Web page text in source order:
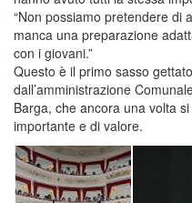
“Non possiamo pretendere di
manca una preparazione
con i giovani.”
Questo è il primo sasso
dall’amministrazione
Barga, che ancora una volta
importante e di valore.